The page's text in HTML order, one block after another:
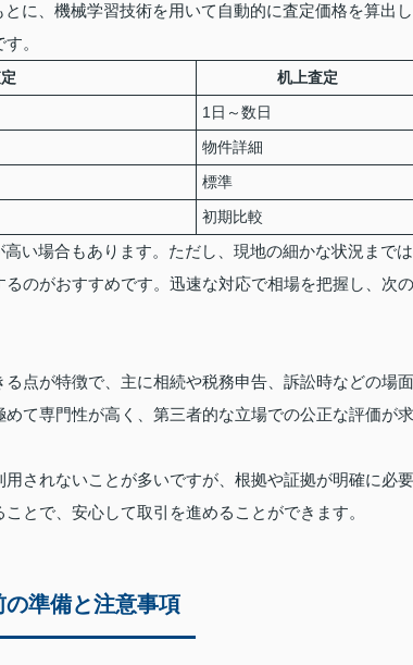
に、機械学習技術を用いて自動的に査定価格を算出し
。
机上査定
1日～数日
物件詳細
標準
初期比較
い場合もあります。ただし、現地の細かな状況までは
のがおすすめです。迅速な対応で相場を把握し、次の
点が特徴で、主に相続や税務申告、訴訟時などの場面
て専門性が高く、第三者的な立場での公正な評価が求
されないことが多いですが、根拠や証拠が明確に必要
とで、安心して取引を進めることができます。
準備と注意事項